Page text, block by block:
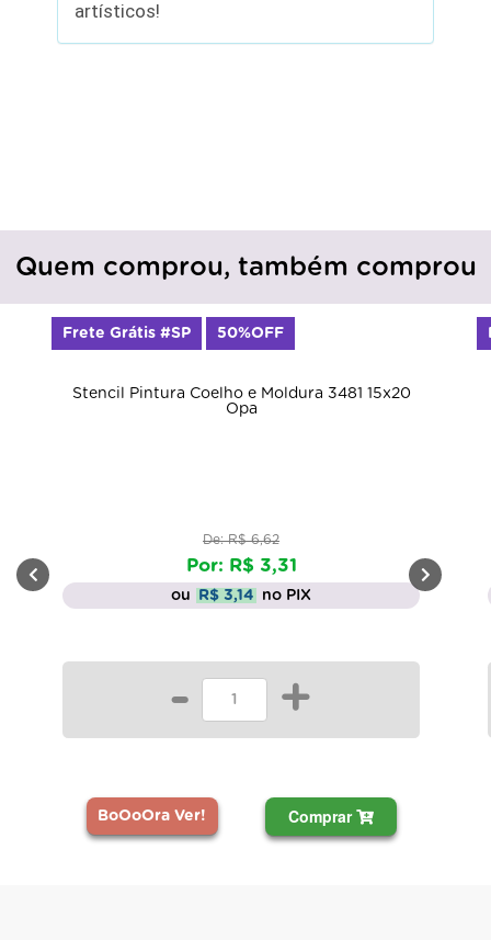
artísticos!
Quem comprou, também comprou
Stencil Pintura Coelho e Moldura 3481 15x20
Opa
De: R$ 6,62
Por: R$ 3,31
ou R$ 3,14 no PIX
- +
BoOoOra Ver! Comprar
Frete Grátis #SP 50%OFF